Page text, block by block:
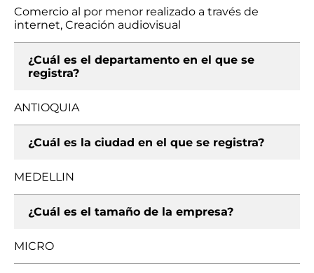
Comercio al por menor realizado a través de
internet, Creación audiovisual
¿Cuál es el departamento en el que se
registra?
ANTIOQUIA
¿Cuál es la ciudad en el que se registra?
MEDELLIN
¿Cuál es el tamaño de la empresa?
MICRO